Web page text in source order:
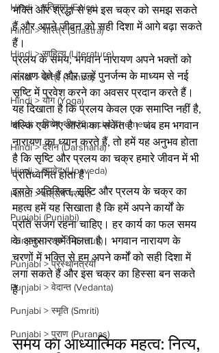
Hindi > इतिहास (Epics)
Hindi > शास्त्र (Shastra)
Hindi > साहित्य (Literature)
Hindi > तन्त्र (Tantra)
Hindi > योग (Yoga)
Hindi > विशेष थीम (Special Themes)
Hindi > दर्शन (Darshana)
Hindi > उपवेद (Upaveda)
Hindi > क्षेत्रीय परम्परा
Punjabi (Punjabi)
Punjabi > श्रुति (Shruti)
Punjabi > प्रस्थानत्रयी
Punjabi > वेदान्त (Vedanta)
Punjabi > स्मृति (Smriti)
Punjabi > पुराण (Puranas)
भक्ति और श्रद्धा से हम इस चक्र को समझ सकते
हैं और अपने जीवन को सही दिशा में आगे बढ़ा सकते
हैं।
प्रलय के समय, भगवान नारायण अपने भक्तों को
संरक्षण देते हैं और उन्हें पुनर्जन्म के माध्यम से नई
सृष्टि में प्रवेश करने का अवसर प्रदान करते हैं।
यह दिखाता है कि प्रलय केवल एक समाप्ति नहीं है,
बल्कि एक नए आरंभ का संकेत है। जब हम भगवान
नारायण का ध्यान करते हैं, तो हमें यह अनुभव होता
है कि सृष्टि और प्रलय का चक्र हमारे जीवन में भी
प्रतिध्वनित होता है।
इसके अतिरिक्त, सृष्टि और प्रलय के चक्र का
महत्व हमें यह सिखाता है कि हमें अपने कार्यों के
प्रति सजग रहना चाहिए। हर कार्य का फल समय
के अनुसार हमें मिलता है। भगवान नारायण के
चरणों में भक्ति से हम अपने कर्मों को सही दिशा में
लगा सकते हैं और इस चक्र का हिस्सा बन सकते
हैं।
समय का आध्यात्मिक महत्व: नित्य,